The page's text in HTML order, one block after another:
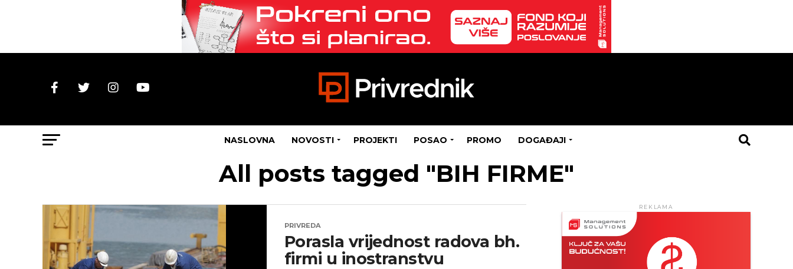
NASLOVNA NOVOSTI PROJEKTI POSAO PROMO DOGAĐAJI
All posts tagged "BIH FIRME"
PRIVREDA
Porasla vrijednost radova bh.
firmi u inostranstvu
REKLAMA